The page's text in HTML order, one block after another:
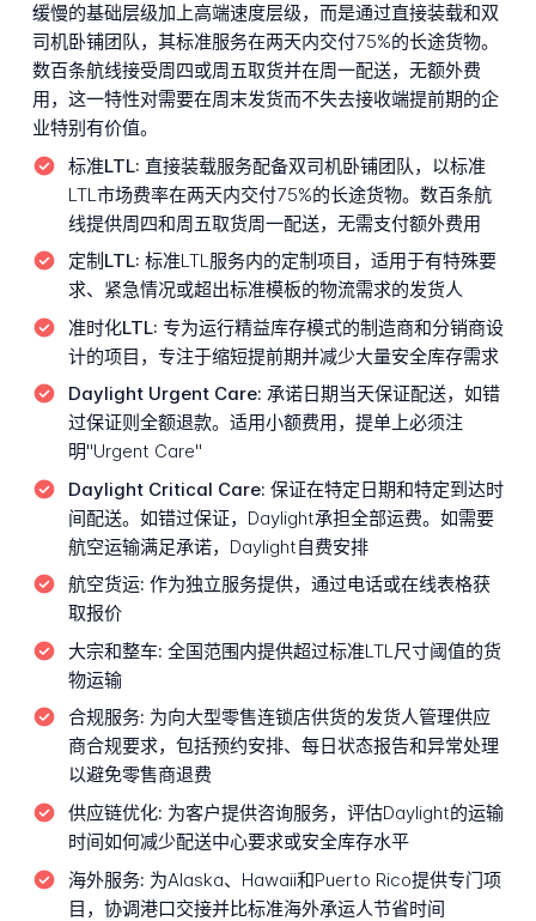
缓慢的基础层级加上高端速度层级，而是通过直接装载和双
司机卧铺团队，其标准服务在两天内交付75%的长途货物。
数百条航线接受周四或周五取货并在周一配送，无额外费
用，这一特性对需要在周末发货而不失去接收端提前期的企
业特别有价值。
标准LTL: 直接装载服务配备双司机卧铺团队，以标准
LTL市场费率在两天内交付75%的长途货物。数百条航
线提供周四和周五取货周一配送，无需支付额外费用
定制LTL: 标准LTL服务内的定制项目，适用于有特殊要
求、紧急情况或超出标准模板的物流需求的发货人
准时化LTL: 专为运行精益库存模式的制造商和分销商设
计的项目，专注于缩短提前期并减少大量安全库存需求
Daylight Urgent Care: 承诺日期当天保证配送，如错
过保证则全额退款。适用小额费用，提单上必须注
明"Urgent Care"
Daylight Critical Care: 保证在特定日期和特定到达时
间配送。如错过保证，Daylight承担全部运费。如需要
航空运输满足承诺，Daylight自费安排
航空货运: 作为独立服务提供，通过电话或在线表格获
取报价
大宗和整车: 全国范围内提供超过标准LTL尺寸阈值的货
物运输
合规服务: 为向大型零售连锁店供货的发货人管理供应
商合规要求，包括预约安排、每日状态报告和异常处理
以避免零售商退费
供应链优化: 为客户提供咨询服务，评估Daylight的运输
时间如何减少配送中心要求或安全库存水平
海外服务: 为Alaska、Hawaii和Puerto Rico提供专门项
目，协调港口交接并比标准海外承运人节省时间